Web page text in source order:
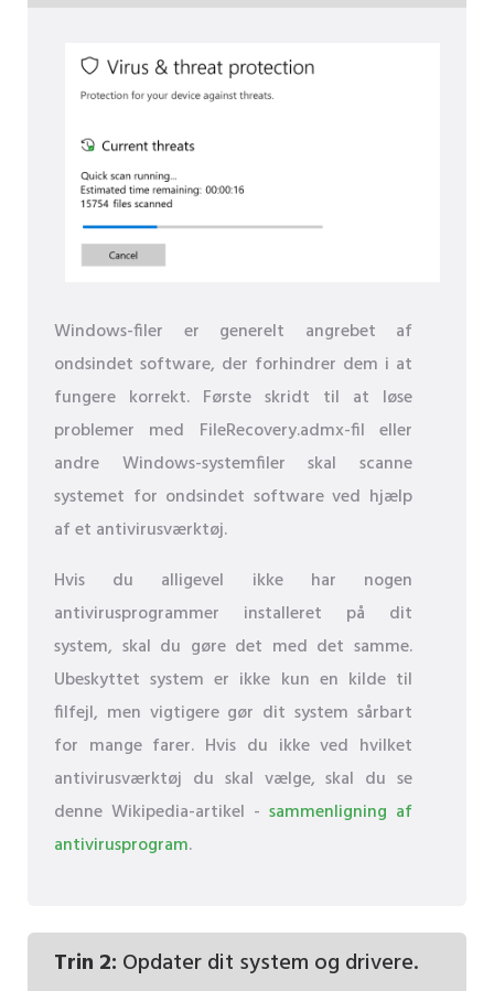
Windows-filer er generelt angrebet af
ondsindet software, der forhindrer dem i at
fungere korrekt. Første skridt til at løse
problemer med FileRecovery.admx-fil eller
andre Windows-systemfiler skal scanne
systemet for ondsindet software ved hjælp
af et antivirusværktøj.
Hvis du alligevel ikke har nogen
antivirusprogrammer installeret på dit
system, skal du gøre det med det samme.
Ubeskyttet system er ikke kun en kilde til
filfejl, men vigtigere gør dit system sårbart
for mange farer. Hvis du ikke ved hvilket
antivirusværktøj du skal vælge, skal du se
denne Wikipedia-artikel - sammenligning af
antivirusprogram.
Trin 2: Opdater dit system og drivere.